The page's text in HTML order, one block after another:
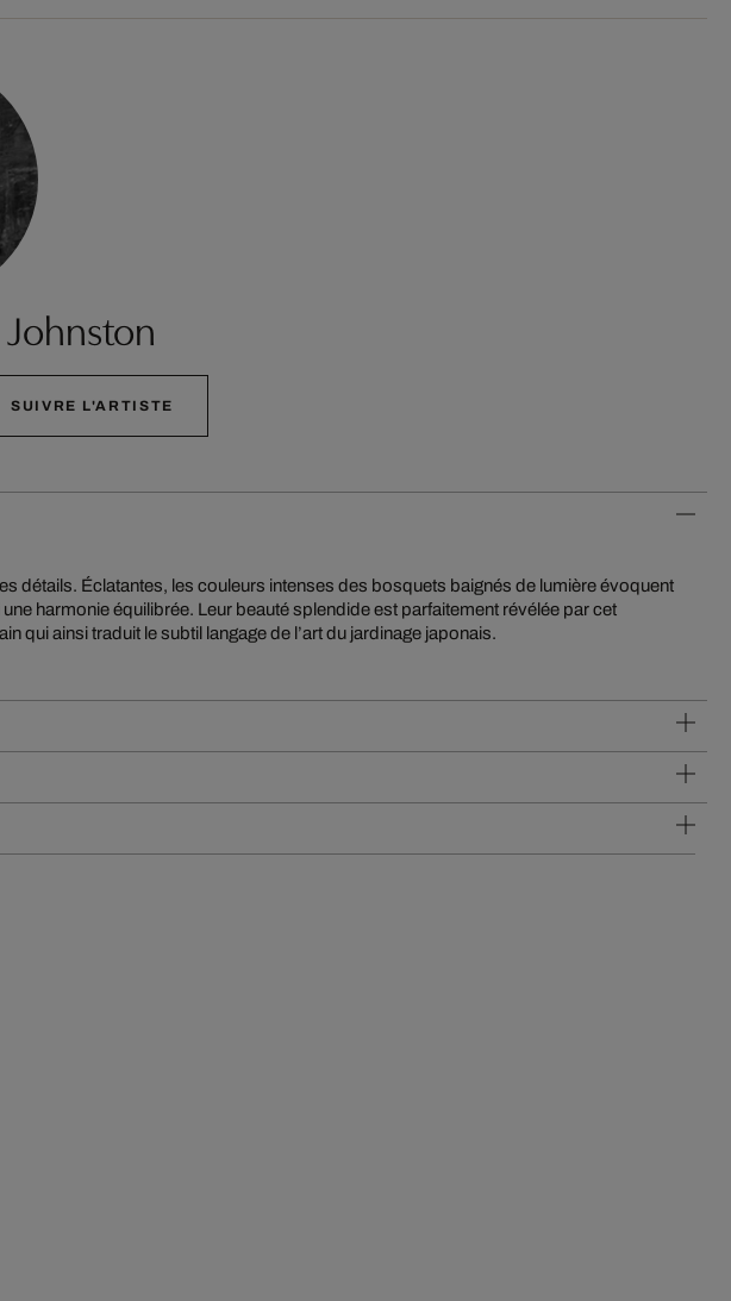
SUIVRE L'ARTISTE
qui ainsi traduit le subtil langage de l’art du jardinage japonais.